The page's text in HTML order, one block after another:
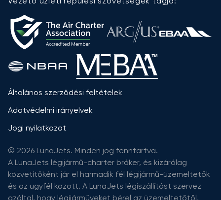
Általános szerződési feltételek
Adatvédelmi irányelvek
Jogi nyilatkozat
© 2026 LunaJets. Minden jog fenntartva.
A LunaJets légijármű-charter bróker, és kizárólag
közvetítőként jár el harmadik fél légijármű-üzemeltetők
és az ügyfél között. A LunaJets légiszállítást szervez
azáltal, hogy légijárműveket bérel az üzemeltetőtől,